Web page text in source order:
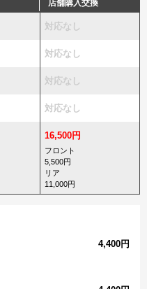
店舗購入交換
対応なし
対応なし
対応なし
対応なし
16,500円
フロント
5,500円
リア
11,000円
4,400円